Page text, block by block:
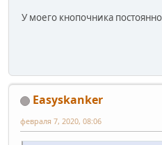
У моего кнопочника
Easyskanker
февраля 7, 2020, 08:06